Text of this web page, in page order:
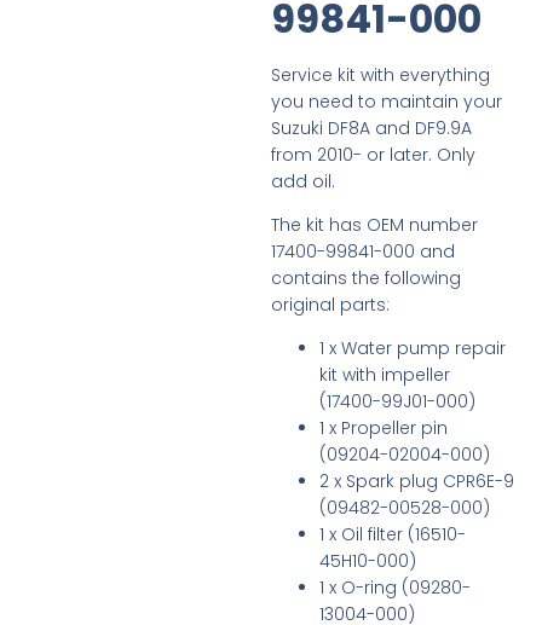
99841-000
Service kit with everything
you need to maintain your
Suzuki DF8A and DF9.9A
from 2010- or later. Only
add oil.
The kit has OEM number
17400-99841-000 and
contains the following
original parts:
1 x Water pump repair
kit with impeller
(17400-99J01-000)
1 x Propeller pin
(09204-02004-000)
2 x Spark plug CPR6E-9
(09482-00528-000)
1 x Oil filter (16510-
45H10-000)
1 x O-ring (09280-
13004-000)